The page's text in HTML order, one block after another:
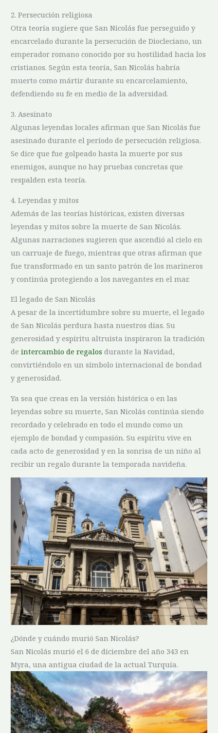
2. Persecución religiosa
Otra teoría sugiere‍ que San Nicolás ⁤fue perseguido y
encarcelado durante la persecución de Diocleciano, un
emperador romano conocido por su ‌hostilidad hacia los‌
cristianos. Según esta teoría, San⁢ Nicolás habría
muerto como​ mártir durante su encarcelamiento,
defendiendo su fe en ‍medio de⁣ la adversidad.
3. Asesinato
Algunas leyendas locales ​afirman que San Nicolás fue⁢
asesinado durante el período de persecución religiosa.
Se dice que​ fue‌ golpeado ⁣hasta la ‍muerte por sus
enemigos, aunque no hay pruebas concretas que
respalden esta teoría.
4. Leyendas y mitos
Además de las teorías históricas, existen diversas‍
leyendas y mitos sobre‍ la muerte de San Nicolás.
Algunas narraciones sugieren que ascendió al cielo en
un carruaje de fuego, mientras que otras afirman ⁤que
⁢fue​ transformado en un santo patrón⁣ de los marineros
y continúa protegiendo a ⁤los navegantes en el mar.
El​ legado de San Nicolás
A pesar ‌de ‌la incertidumbre sobre su​ muerte, ⁢el legado
de San Nicolás perdura hasta nuestros días. Su
generosidad y espíritu altruista inspiraron la tradición
deintercambio de regalos durante la Navidad,
convirtiéndolo en un símbolo internacional ​de bondad
y generosidad.
Ya sea ​que creas en la versión histórica o⁣ en⁣ las
⁣leyendas sobre su muerte, San ‍Nicolás continúa siendo
recordado y⁣ celebrado ​en todo ⁢el mundo‍ como un
⁣ejemplo⁤ de bondad y compasión. Su espíritu ‍vive en
cada acto de generosidad y en la sonrisa de un niño al
recibir un regalo durante la temporada navideña.
¿Dónde y‌ cuándo murió San Nicolás?
San Nicolás murió el 6 de diciembre del año 343⁤ en
Myra, una antigua ciudad de la actual⁢ Turquía.